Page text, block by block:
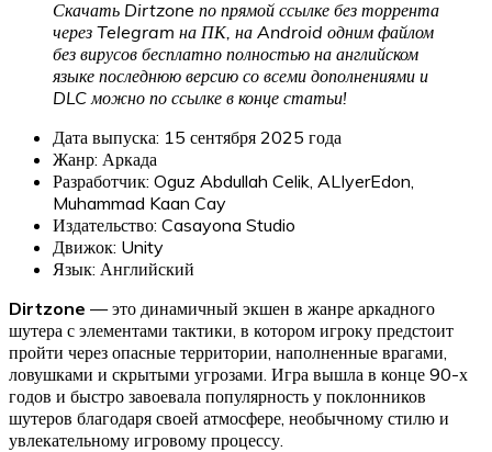
Скачать Dirtzone по прямой ссылке без торрента
через Telegram на ПК, на Android одним файлом
без вирусов бесплатно полностью на английском
языке последнюю версию со всеми дополнениями и
DLC можно по ссылке в конце статьи!
Дата выпуска: 15 сентября 2025 года
Жанр: Аркада
Разработчик: Oguz Abdullah Celik, ALIyerEdon,
Muhammad Kaan Cay
Издательство: Casayona Studio
Движок: Unity
Язык: Английский
Dirtzone — это динамичный экшен в жанре аркадного
шутера с элементами тактики, в котором игроку предстоит
пройти через опасные территории, наполненные врагами,
ловушками и скрытыми угрозами. Игра вышла в конце 90-х
годов и быстро завоевала популярность у поклонников
шутеров благодаря своей атмосфере, необычному стилю и
увлекательному игровому процессу.